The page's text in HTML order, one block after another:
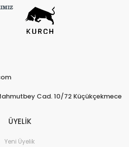
Cad. 10/72 Küçükçekmece
ÜYELİK
Yeni Üyelik